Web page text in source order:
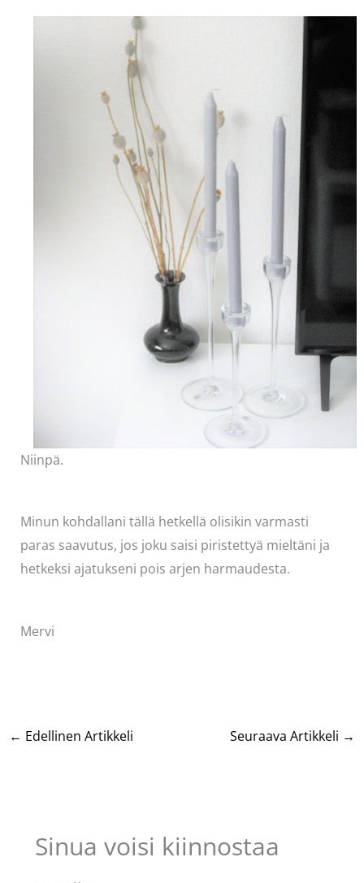
Niinpä.
Minun kohdallani tällä hetkellä olisikin varmasti
paras saavutus, jos joku saisi piristettyä mieltäni ja
hetkeksi ajatukseni pois arjen harmaudesta.
Mervi
← Edellinen Artikkeli Seuraava Artikkeli →
Sinua voisi kiinnostaa